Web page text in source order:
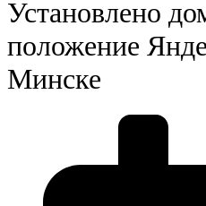
Установлено
положение
Минске